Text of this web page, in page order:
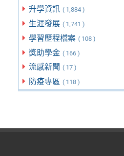
升學資訊 ( 1,884 )
生涯發展 ( 1,741 )
學習歷程檔案 ( 108 )
獎助學金 ( 166 )
流感新聞 ( 17 )
防疫專區 ( 118 )